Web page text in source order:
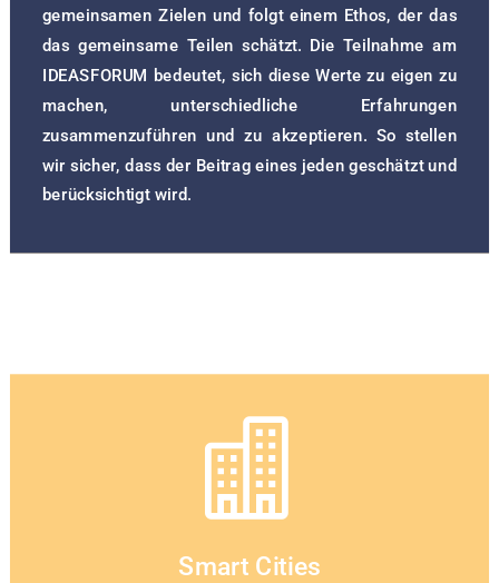
gemeinsamen Zielen und folgt einem Ethos, der das
das gemeinsame Teilen schätzt. Die Teilnahme am
IDEASFORUM bedeutet, sich diese Werte zu eigen zu
machen, unterschiedliche Erfahrungen
zusammenzuführen und zu akzeptieren. So stellen
wir sicher, dass der Beitrag eines jeden geschätzt und
berücksichtigt wird.

Smart Cities